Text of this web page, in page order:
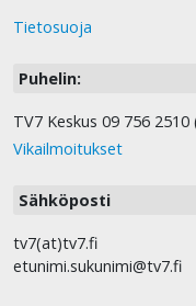
Tietosuoja
Puhelin:
TV7 Keskus 09 756
Vikailmoitukset
Sähköposti
tv7(at)tv7.fi
etunimi.sukunimi@tv7.fi